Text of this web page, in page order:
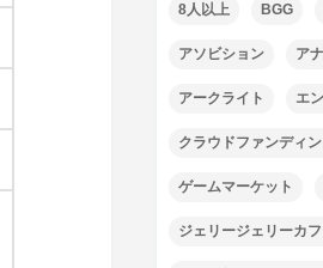
8人以上 BGG
アソビション ア
アークライト エ
クラウドファンディ
ゲームマーケット
ジェリージェリーカ